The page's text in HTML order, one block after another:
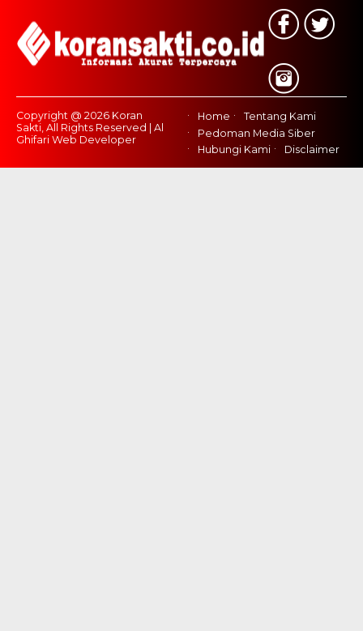
Copyright @ 2026 Koran
Sakti, All Rights Reserved | Al
Ghifari Web Developer
Home
Tentang Kami
Pedoman Media Siber
Hubungi Kami
Disclaimer